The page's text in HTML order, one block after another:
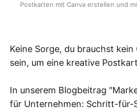
Postkarten mit Canva erstellen und
Keine Sorge, du brauchst
sein, um eine kreative
In unserem Blogbeitrag
für Unternehmen: Schritt-für-